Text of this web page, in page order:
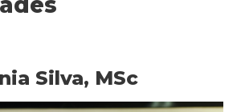
Silva, MSc